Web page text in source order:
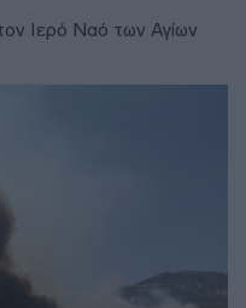
Ιερό Ναό των Αγίων